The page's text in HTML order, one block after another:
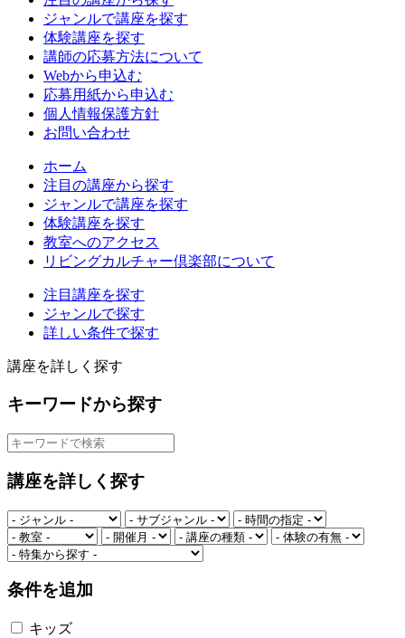
ジャンルで講座を探す
体験講座を探す
講師の応募方法について
Webから申込む
応募用紙から申込む
個人情報保護方針
お問い合わせ
ホーム
注目の講座から探す
ジャンルで講座を探す
体験講座を探す
教室へのアクセス
リビングカルチャー倶楽部について
注目講座を探す
ジャンルで探す
詳しい条件で探す
講座を詳しく探す
キーワードから探す
講座を詳しく探す
条件を追加
キッズ